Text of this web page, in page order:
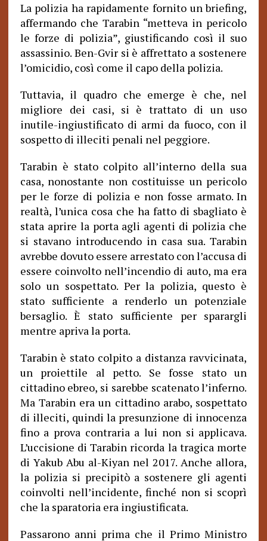
La polizia ha rapidamente fornito un briefing,
affermando che Tarabin “metteva in pericolo
le forze di polizia”, ​​giustificando così il suo
assassinio. Ben-Gvir si è affrettato a sostenere
l’omicidio, così come il capo della polizia.
Tuttavia, il quadro che emerge è che, nel
migliore dei casi, si è trattato di un uso
inutile-ingiustificato di armi da fuoco, con il
sospetto di illeciti penali nel peggiore.
Tarabin è stato colpito all’interno della sua
casa, nonostante non costituisse un pericolo
per le forze di polizia e non fosse armato. In
realtà, l’unica cosa che ha fatto di sbagliato è
stata aprire la porta agli agenti di polizia che
si stavano introducendo in casa sua. Tarabin
avrebbe dovuto essere arrestato con l’accusa di
essere coinvolto nell’incendio di auto, ma era
solo un sospettato. Per la polizia, questo è
stato sufficiente a renderlo un potenziale
bersaglio. È stato sufficiente per sparargli
mentre apriva la porta.
Tarabin è stato colpito a distanza ravvicinata,
un proiettile al petto. Se fosse stato un
cittadino ebreo, si sarebbe scatenato l’inferno.
Ma Tarabin era un cittadino arabo, sospettato
di illeciti, quindi la presunzione di innocenza
fino a prova contraria a lui non si applicava.
L’uccisione di Tarabin ricorda la tragica morte
di Yakub Abu al-Kiyan nel 2017. Anche allora,
la polizia si precipitò a sostenere gli agenti
coinvolti nell’incidente, finché non si scoprì
che la sparatoria era ingiustificata.
Passarono anni prima che il Primo Ministro